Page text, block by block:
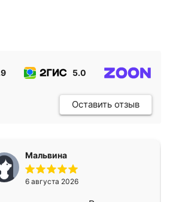
5.0
Оставить отзыв
Мальвина
6 августа 2026